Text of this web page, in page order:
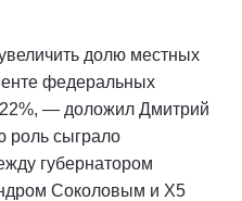
долю местных
федеральных
22%, — доложил Дмитрий
сыграло
губернатором
Соколовым и Х5